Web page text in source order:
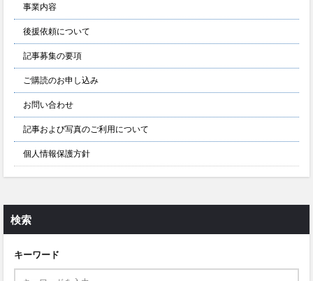
事業内容
後援依頼について
記事募集の要項
ご購読のお申し込み
お問い合わせ
記事および写真のご利用について
個人情報保護方針
検索
キーワード